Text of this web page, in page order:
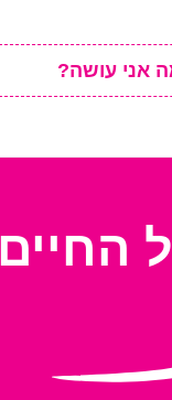
אני עושה?